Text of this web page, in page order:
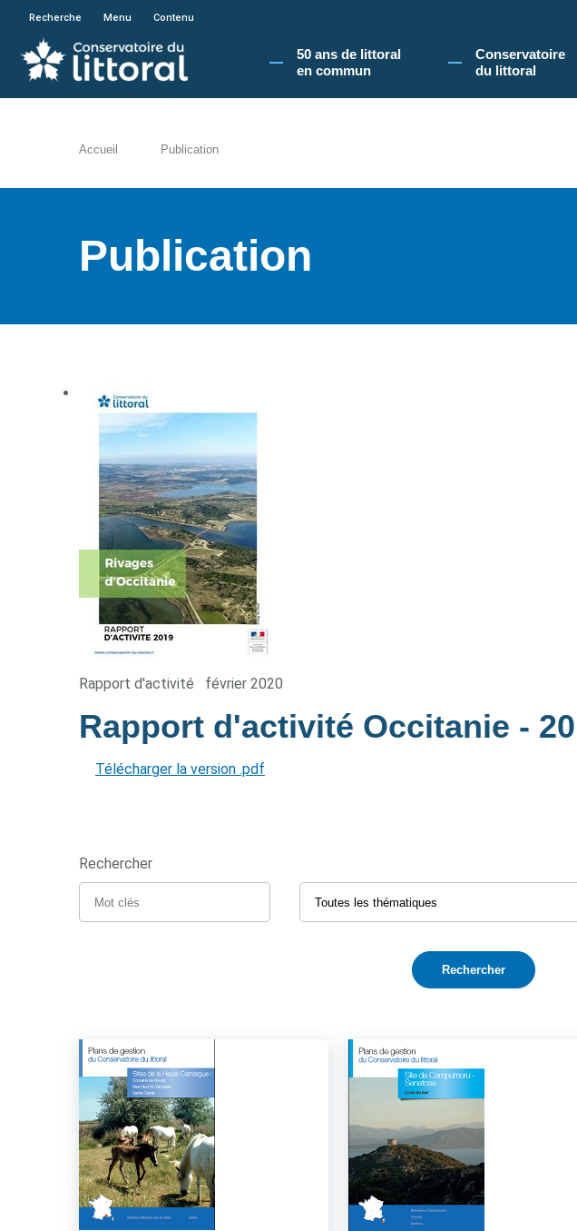
En poursuivant votre navigation sur le site du Conservatoire du littoral, vous
Recherche Menu Contenu
50 ans de littoral
en commun​
Conservatoire
du littoral
Accueil Publication
Publication
Rapport d'activité février 2020
Rapport d'activité Occitanie -
Télécharger la version .pdf
Rechercher